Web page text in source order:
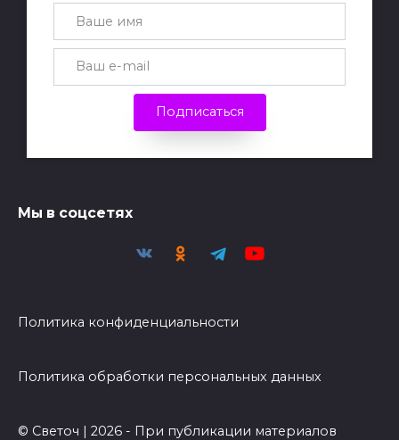
Подписаться
Мы в соцсетях
Политика конфиденциальности
Политика обработки персональных данных
© Светоч | 2026 - При публикации материалов